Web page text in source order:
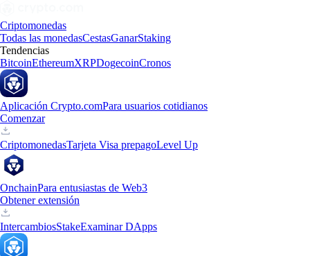
Criptomonedas
Todas las monedasCestasGanarStaking
Tendencias
BitcoinEthereumXRPDogecoinCronos
Aplicación Crypto.comPara usuarios cotidianos
Comenzar
CriptomonedasTarjeta Visa prepagoLevel Up
OnchainPara entusiastas de Web3
Obtener extensión
IntercambiosStakeExaminar DApps